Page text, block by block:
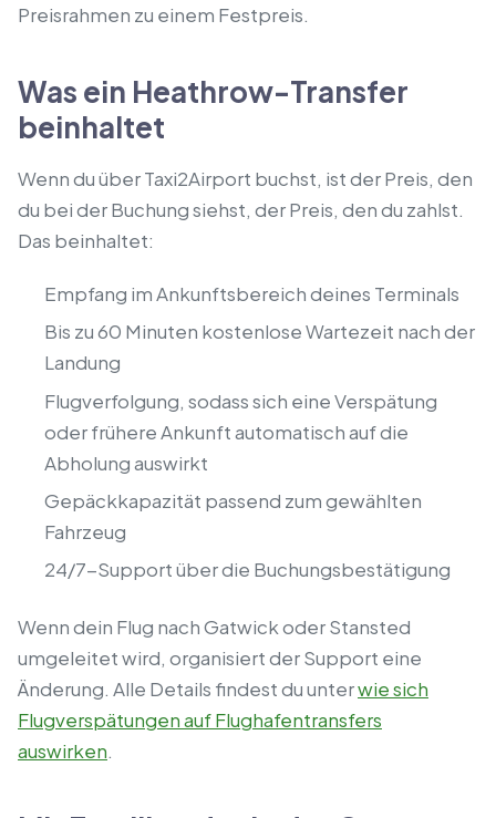
Preisrahmen zu einem Festpreis.
Was ein Heathrow-Transfer
beinhaltet
Wenn du über Taxi2Airport buchst, ist der Preis, den
du bei der Buchung siehst, der Preis, den du zahlst.
Das beinhaltet:
Empfang im Ankunftsbereich deines Terminals
Bis zu 60 Minuten kostenlose Wartezeit nach der
Landung
Flugverfolgung, sodass sich eine Verspätung
oder frühere Ankunft automatisch auf die
Abholung auswirkt
Gepäckkapazität passend zum gewählten
Fahrzeug
24/7-Support über die Buchungsbestätigung
Wenn dein Flug nach Gatwick oder Stansted
umgeleitet wird, organisiert der Support eine
Änderung. Alle Details findest du unterwie sich
Flugverspätungen auf Flughafentransfers
auswirken.